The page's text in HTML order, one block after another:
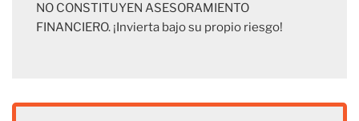
NO CONSTITUYEN ASESORAMIENTO
FINANCIERO. ¡Invierta bajo su propio riesgo!